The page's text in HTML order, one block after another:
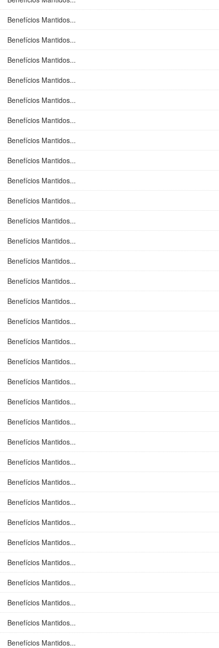
Benefícios Mantidos...
Benefícios Mantidos...
Benefícios Mantidos...
Benefícios Mantidos...
Benefícios Mantidos...
Benefícios Mantidos...
Benefícios Mantidos...
Benefícios Mantidos...
Benefícios Mantidos...
Benefícios Mantidos...
Benefícios Mantidos...
Benefícios Mantidos...
Benefícios Mantidos...
Benefícios Mantidos...
Benefícios Mantidos...
Benefícios Mantidos...
Benefícios Mantidos...
Benefícios Mantidos...
Benefícios Mantidos...
Benefícios Mantidos...
Benefícios Mantidos...
Benefícios Mantidos...
Benefícios Mantidos...
Benefícios Mantidos...
Benefícios Mantidos...
Benefícios Mantidos...
Benefícios Mantidos...
Benefícios Mantidos...
Benefícios Mantidos...
Benefícios Mantidos...
Benefícios Mantidos...
Benefícios Mantidos...